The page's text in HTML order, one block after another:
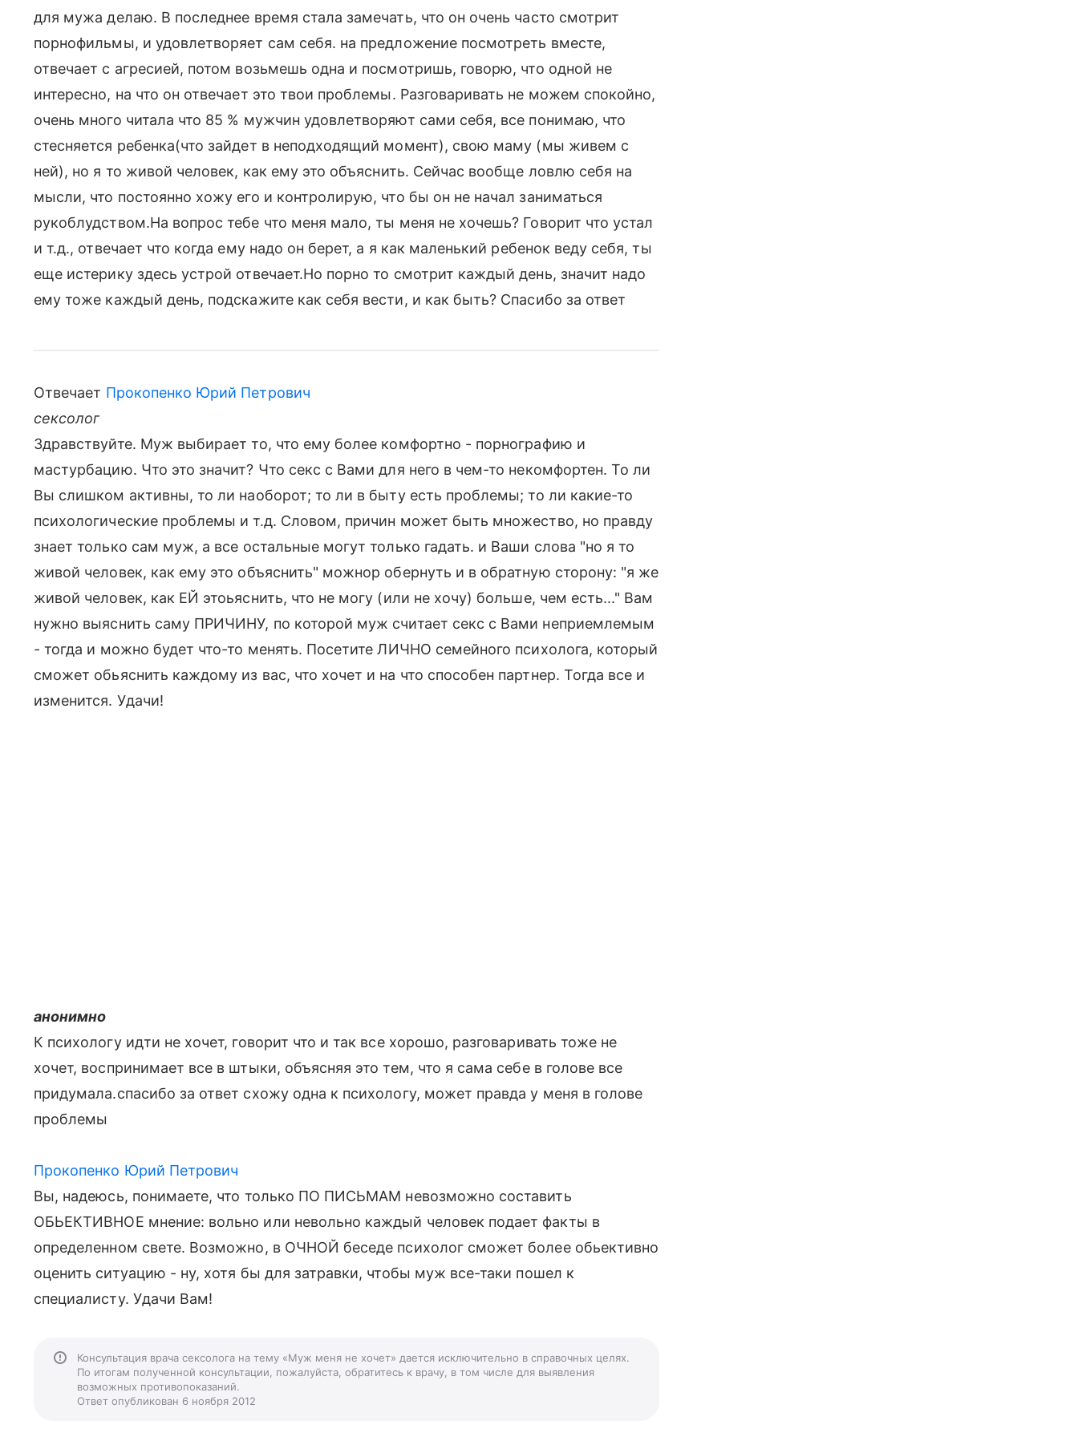
для мужа делаю. В последнее время стала замечать, что он очень часто смотрит
порнофильмы, и удовлетворяет сам себя. на предложение посмотреть вместе,
отвечает с агресией, потом возьмешь одна и посмотришь, говорю, что одной не
интересно, на что он отвечает это твои проблемы. Разговаривать не можем спокойно,
очень много читала что 85 % мужчин удовлетворяют сами себя, все понимаю, что
стесняется ребенка(что зайдет в неподходящий момент), свою маму (мы живем с
ней), но я то живой человек, как ему это объяснить. Сейчас вообще ловлю себя на
мысли, что постоянно хожу его и контролирую, что бы он не начал заниматься
рукоблудством.На вопрос тебе что меня мало, ты меня не хочешь? Говорит что устал
и т.д., отвечает что когда ему надо он берет, а я как маленький ребенок веду себя, ты
еще истерику здесь устрой отвечает.Но порно то смотрит каждый день, значит надо
ему тоже каждый день, подскажите как себя вести, и как быть? Спасибо за ответ
Отвечает Прокопенко Юрий Петрович
сексолог
Здравствуйте. Муж выбирает то, что ему более комфортно - порнографию и
мастурбацию. Что это значит? Что секс с Вами для него в чем-то некомфортен. То ли
Вы слишком активны, то ли наоборот; то ли в быту есть проблемы; то ли какие-то
психологические проблемы и т.д. Словом, причин может быть множество, но правду
знает только сам муж, а все остальные могут только гадать. и Ваши слова "но я то
живой человек, как ему это объяснить" можнор обернуть и в обратную сторону: "я же
живой человек, как ЕЙ этоьяснить, что не могу (или не хочу) больше, чем есть..." Вам
нужно выяснить саму ПРИЧИНУ, по которой муж считает секс с Вами неприемлемым
- тогда и можно будет что-то менять. Посетите ЛИЧНО семейного психолога, который
сможет обьяснить каждому из вас, что хочет и на что способен партнер. Тогда все и
изменится. Удачи!
анонимно
К психологу идти не хочет, говорит что и так все хорошо, разговаривать тоже не
хочет, воспринимает все в штыки, объясняя это тем, что я сама себе в голове все
придумала.спасибо за ответ схожу одна к психологу, может правда у меня в голове
проблемы
Прокопенко Юрий Петрович
Вы, надеюсь, понимаете, что только ПО ПИСЬМАМ невозможно составить
ОБЬЕКТИВНОЕ мнение: вольно или невольно каждый человек подает факты в
определенном свете. Возможно, в ОЧНОЙ беседе психолог сможет более обьективно
оценить ситуацию - ну, хотя бы для затравки, чтобы муж все-таки пошел к
специалисту. Удачи Вам!
Консультация врача сексолога на тему «Муж меня не хочет» дается исключительно в справочных целях.
По итогам полученной консультации, пожалуйста, обратитесь к врачу, в том числе для выявления
возможных противопоказаний.
Ответ опубликован 6 ноября 2012